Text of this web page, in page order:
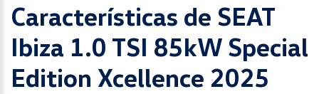
Características de SEAT
Ibiza 1.0 TSI 85kW Special
Edition Xcellence 2025